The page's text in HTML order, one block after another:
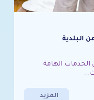
البلدية
الهامة
المزيد